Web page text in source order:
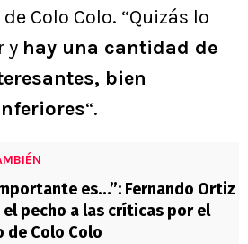
Colo Colo. “Quizás lo
y hay una cantidad de
bien
“.
es…”: Fernando Ortiz
el pecho a las críticas por el
de Colo Colo